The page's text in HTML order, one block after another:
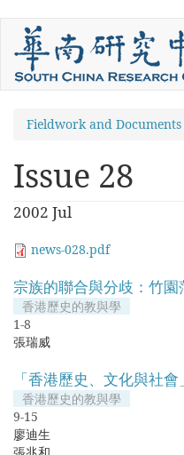
Skip
main
content
You
here
Fieldwork and Documents
Issue 28
2002 Jul
news-028.pdf
宗族的聯合與分歧：竹
香港歷史的教與學
1-8
張瑞威
「香港歷史、文化與社
香港歷史的教與學
9-15
廖迪生